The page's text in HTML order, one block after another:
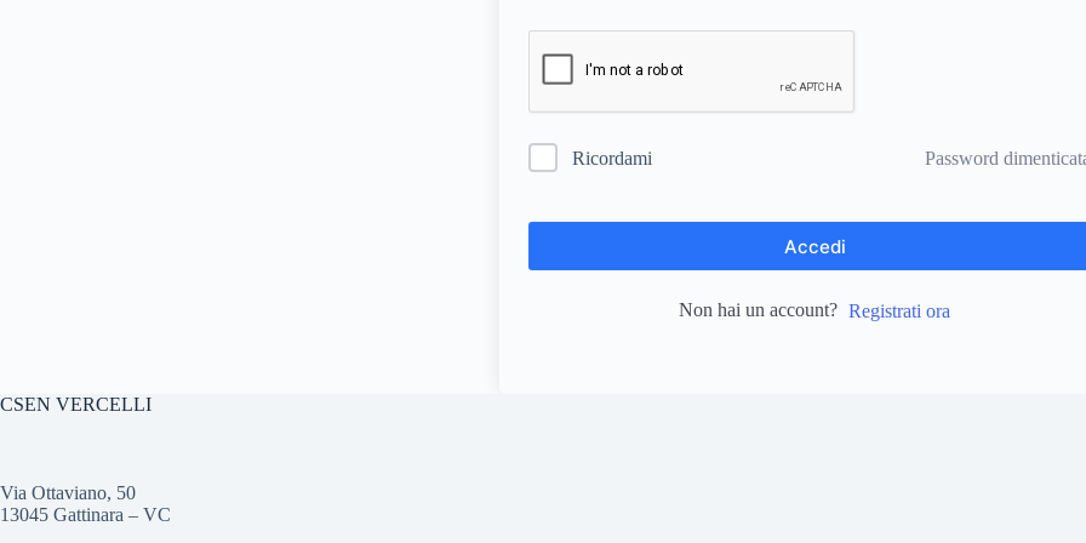
Ricordami Password
Accedi
Non hai un account? Registrati ora
CSEN VERCELLI
Via Ottaviano, 50
13045 Gattinara – VC